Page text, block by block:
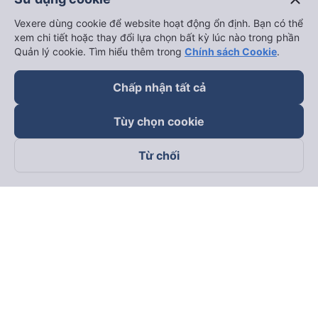
Theo dõi chúng tôi trên
Vexere dùng cookie để website hoạt động ổn định. Bạn có thể
xem chi tiết hoặc thay đổi lựa chọn bất kỳ lúc nào trong phần
Quản lý cookie. Tìm hiểu thêm trong Chính sách Cookie.
Chấp nhận tất cả
Tùy chọn cookie
Từ chối